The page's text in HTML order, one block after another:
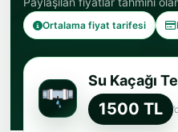
Ortalama fiyat tarifesi
Su Kaçağı
1500 TL